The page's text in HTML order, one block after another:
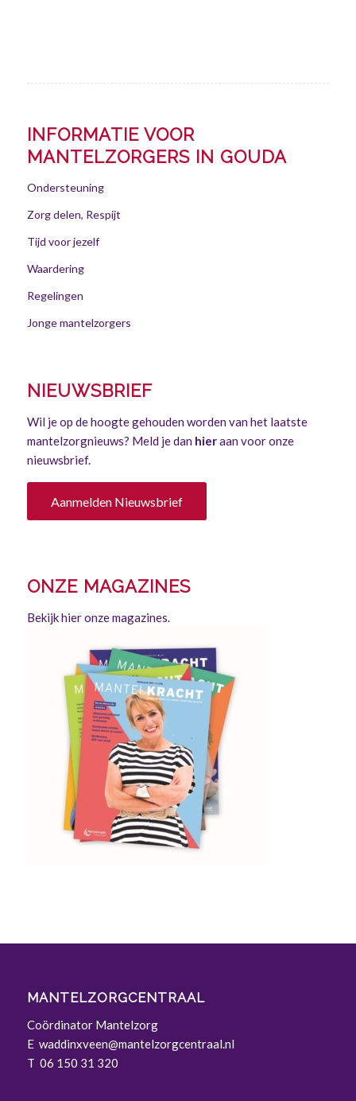
INFORMATIE VOOR
MANTELZORGERS IN GOUDA
Ondersteuning
Zorg delen, Respijt
Tijd voor jezelf
Waardering
Regelingen
Jonge mantelzorgers
NIEUWSBRIEF
Wil je op de hoogte gehouden worden van het laatste
mantelzorgnieuws? Meld je dan hieraan voor onze
nieuwsbrief.
Aanmelden Nieuwsbrief
ONZE MAGAZINES
Bekijk hier onze magazines.
MANTELZORGCENTRAAL
Coördinator Mantelzorg
E waddinxveen@mantelzorgcentraal.nl
T 06 150 31 320